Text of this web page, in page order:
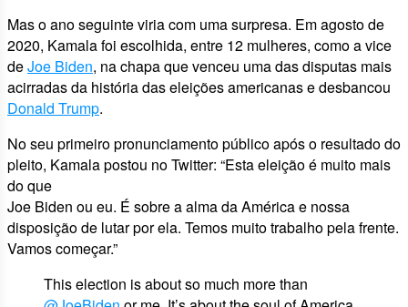
Mas o ano seguinte viria com uma surpresa. Em agosto de
2020, Kamala foi escolhida, entre 12 mulheres, como a vice
deJoe Biden, na chapa que venceu uma das disputas mais
acirradas da história das eleições americanas e desbancou
Donald Trump.
No seu primeiro pronunciamento público após o resultado do
pleito, Kamala postou no Twitter: “Esta eleição é muito mais
do que
Joe Biden ou eu. É sobre a alma da América e nossa
disposição de lutar por ela. Temos muito trabalho pela frente.
Vamos começar.”
This election is about so much more than